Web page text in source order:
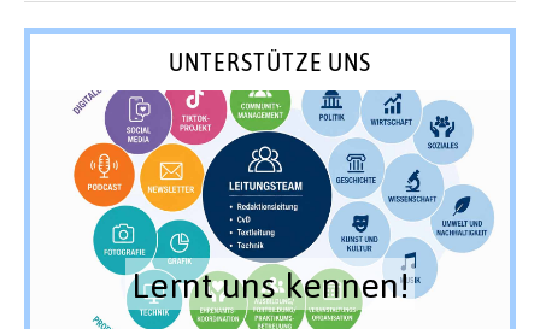
UNTERSTÜTZE UNS
Lernt uns kennen!